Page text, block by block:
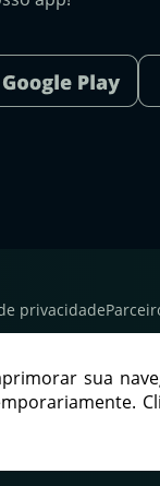
privacidade
sua